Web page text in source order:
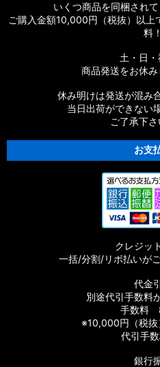
いくつ商品を同梱され
ご購入金額10,000円（税抜）以上
料！
土・日・
商品発送をお休み
休み明けは発送が混み
当日出荷ができない
ご了承下さ
お支
クレジッ
一括/分割/リボ払いが
代金
別途代引手数料
手数料
※10,000円（税抜
代引手数
銀行